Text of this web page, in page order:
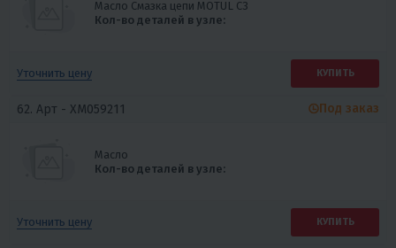
Масло Смазка цепи MOTUL С3
Кол-во деталей в узле:
Уточнить цену КУПИТЬ
62. Арт - XM059211
Масло
Кол-во деталей в узле:
Под заказ
Уточнить цену КУПИТЬ